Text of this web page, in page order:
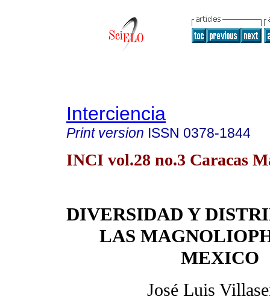
Interciencia
Print version ISSN 0378-1844
INCI vol.28 no.3 Caracas
DIVERSIDAD Y
LAS
MEXICO
José Luis